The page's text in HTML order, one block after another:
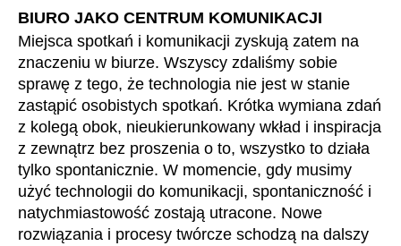
BIURO JAKO CENTRUM KOMUNIKACJI
Miejsca spotkań i komunikacji zyskują zatem na
znaczeniu w biurze. Wszyscy zdaliśmy sobie
sprawę z tego, że technologia nie jest w stanie
zastąpić osobistych spotkań. Krótka wymiana zdań
z kolegą obok, nieukierunkowany wkład i inspiracja
z zewnątrz bez proszenia o to, wszystko to działa
tylko spontanicznie. W momencie, gdy musimy
użyć technologii do komunikacji, spontaniczność i
natychmiastowość zostają utracone. Nowe
rozwiązania i procesy twórcze schodzą na dalszy